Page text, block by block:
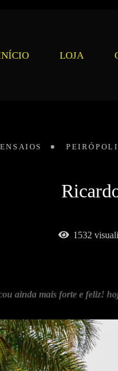
LOJA
ENSAIOS
1532
ainda mais forte e feliz!